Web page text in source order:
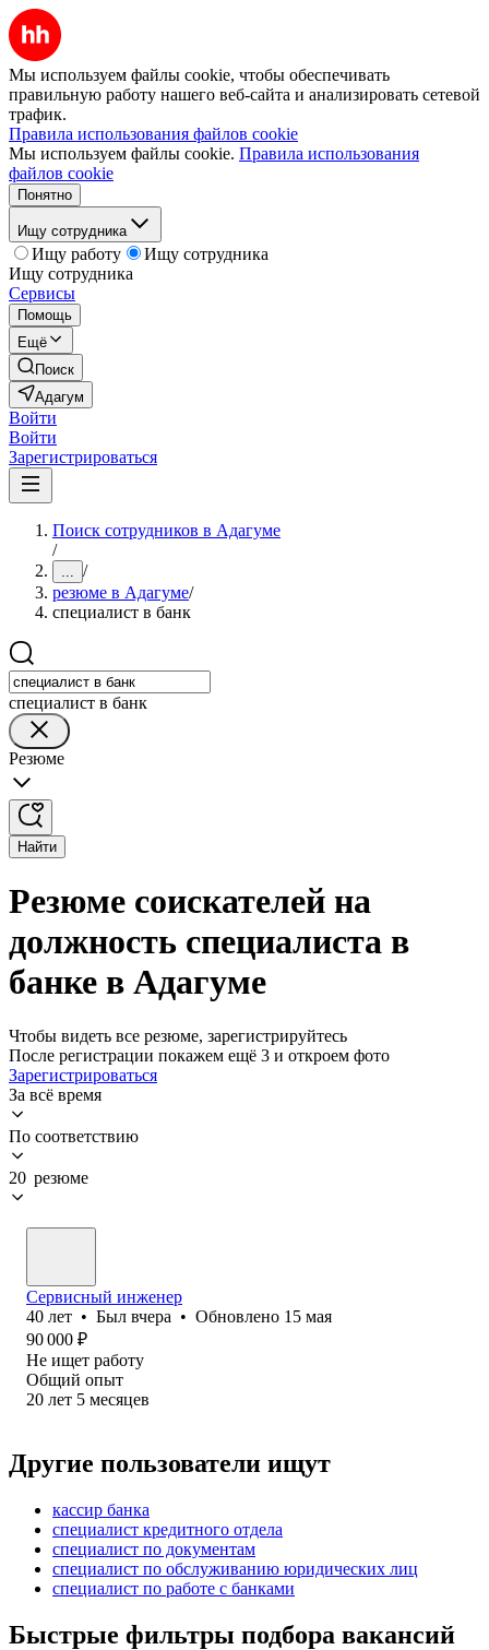
Мы используем файлы cookie, чтобы обеспечивать
правильную работу нашего веб-сайта и анализировать сетевой
трафик.
Правила использования файлов cookie
Мы используем файлы cookie. Правила использования
файлов cookie
Понятно
Ищу сотрудника
Ищу работу
Ищу сотрудника
Ищу сотрудника
Сервисы
Помощь
Ещё
Поиск
Адагум
Войти
Войти
Зарегистрироваться
Поиск сотрудников в Адагуме
/
... /
резюме в Адагуме/
специалист в банк
специалист в банк
Резюме
Найти
Резюме соискателей на
должность специалиста в
банке в Адагуме
Чтобы видеть все резюме, зарегистрируйтесь
После регистрации покажем ещё 3 и откроем фото
Зарегистрироваться
За всё время
По соответствию
20 резюме
Сервисный инженер
40 лет • Был вчера • Обновлено 15 мая
90 000 ₽
Не ищет работу
Общий опыт
20 лет 5 месяцев
Другие пользователи ищут
кассир банка
специалист кредитного отдела
специалист по документам
специалист по обслуживанию юридических лиц
специалист по работе с банками
Быстрые фильтры подбора вакансий